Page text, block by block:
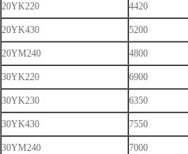
20YK220 4420
20YK430 5200
20YM240 4800
30YK220 6900
30YK230 6350
30YK430 7550
30YM240 7000